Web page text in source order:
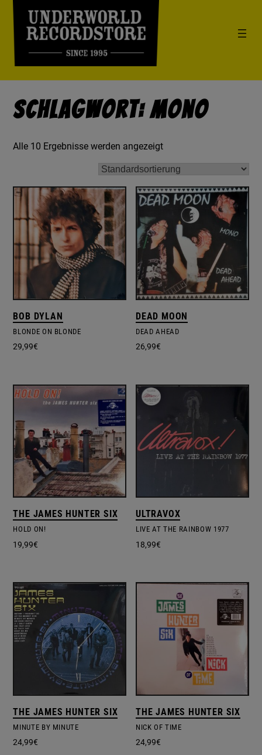
Schlagwort: Mono
Alle 10 Ergebnisse werden angezeigt
BOB DYLAN
BLONDE ON BLONDE
29,99€
DEAD MOON
DEAD AHEAD
26,99€
THE JAMES HUNTER SIX
HOLD ON!
19,99€
ULTRAVOX
LIVE AT THE RAINBOW 1977
18,99€
THE JAMES HUNTER SIX
MINUTE BY MINUTE
24,99€
THE JAMES HUNTER SIX
NICK OF TIME
24,99€